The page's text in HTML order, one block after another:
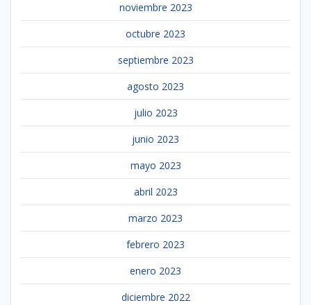
noviembre 2023
octubre 2023
septiembre 2023
agosto 2023
julio 2023
junio 2023
mayo 2023
abril 2023
marzo 2023
febrero 2023
enero 2023
diciembre 2022